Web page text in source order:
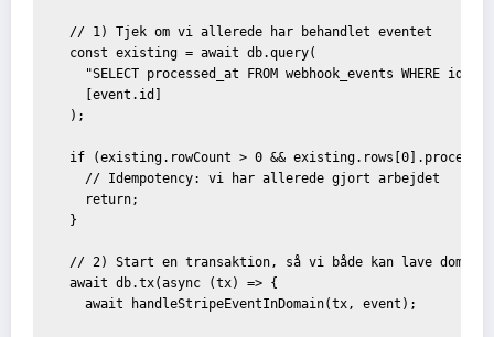
  // 1) Tjek om vi allerede har behandlet eventet
  const existing = await db.query(
"SELECT processed_at FROM webhook_events WHERE id =
    [event.id]
  );
if (existing.rowCount > 0 &&
    // Idempotency: vi har allerede gjort arbejdet
    return;
  }
// 2) Start en transaktion, så vi både kan lave
  await db.tx(async (tx) => {
    await handleStripeEventInDomain(tx, event);